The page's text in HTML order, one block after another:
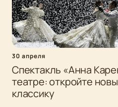
30 апреля
Спектакль «Анна
театре: откройте
классику